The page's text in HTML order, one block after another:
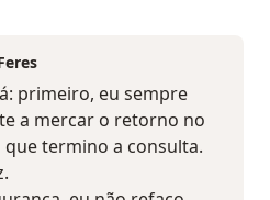
primeiro, eu sempre
a mercar o retorno no
termino a consulta.